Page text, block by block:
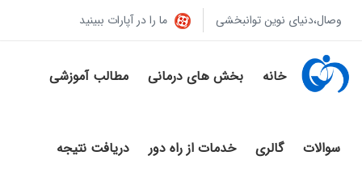
وصال،دنیای نوین توانبخشی ما را در آپارات ببینید
خانه بخش های درمانی مطالب آموزشی
سوالات گالری خدمات از راه دور دریافت نتیجه